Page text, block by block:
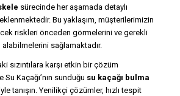
sürecinde her aşamada detaylı
Bu yaklaşım, müşterilerimizin
riskleri önceden görmelerini ve gerekli
sağlamaktadır.
sızıntılara karşı etkin bir çözüm
Su Kaçağı’nın sunduğu su kaçağı bulma
tanışın. Yenilikçi çözümler, hızlı tespit